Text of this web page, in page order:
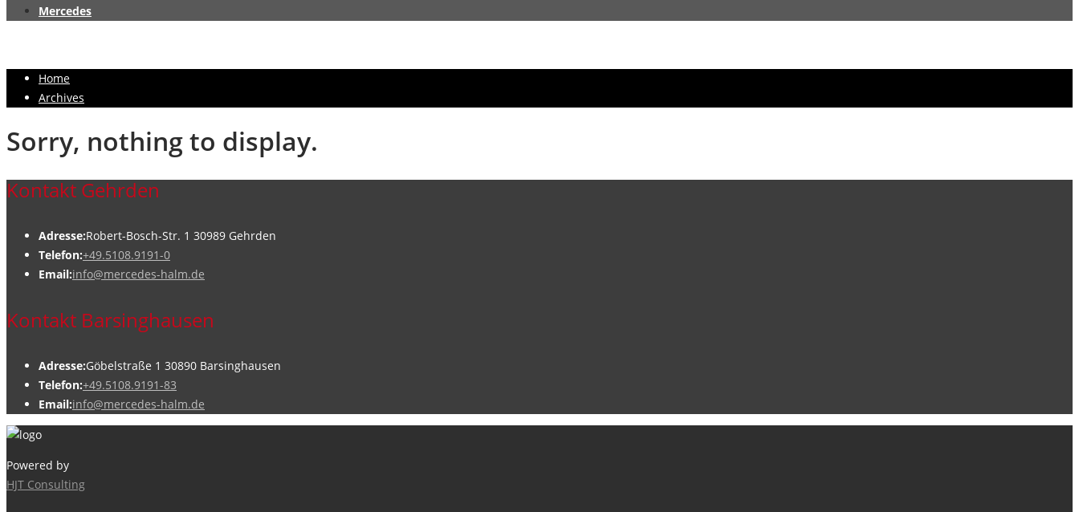
Mercedes
Home
Archives
Sorry, nothing to display.
Kontakt Gehrden
Adresse:Robert-Bosch-Str. 1 30989 Gehrden
Telefon:+49.5108.9191-0
Email:info@mercedes-halm.de
Kontakt Barsinghausen
Adresse:Göbelstraße 1 30890 Barsinghausen
Telefon:+49.5108.9191-83
Email:info@mercedes-halm.de
Powered by
HJT Consulting